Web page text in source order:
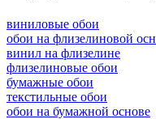
виниловые обои
обои на флизелиновой
винил на флизелине
флизелиновые обои
бумажные обои
текстильные обои
обои на бумажной основе